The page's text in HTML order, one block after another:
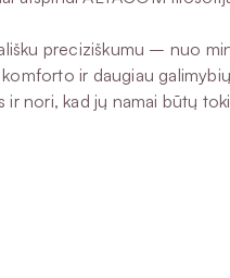
preciziškumu – nuo
ir daugiau
ir nori, kad jų namai būtų